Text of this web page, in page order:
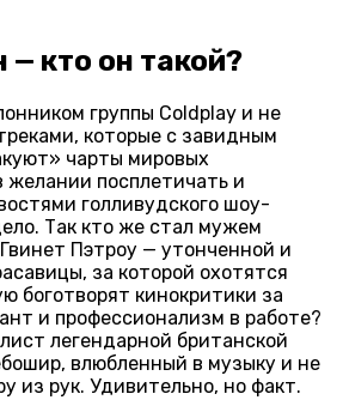
кто он такой?
группы Coldplay и не
которые с завидным
чарты мировых
желании посплетичать и
голливудского шоу-
Так кто же стал мужем
Пэтроу — утонченной и
за которой охотятся
боготворят кинокритики за
и профессионализм в работе?
легендарной британской
влюбленный в музыку и не
из рук. Удивительно, но факт.